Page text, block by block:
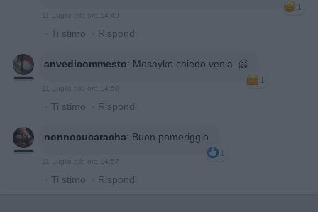
1
· Ti stimo · Rispondi
anvedicommesto: Mosayko chiedo venia. 🤗
1
· Ti stimo · Rispondi
nonnocucaracha: Buon pomeriggio
1
11 Luglio alle ore 14:57
· Ti stimo · Rispondi